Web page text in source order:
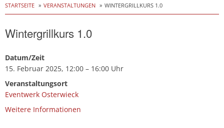
to
content
STARTSEITE VERANSTALTUNGEN WINTERGRILLKURS 1.0
Wintergrillkurs 1.0
Datum/Zeit
15. Februar 2025, 12:00 – 16:00 Uhr
Veranstaltungsort
Eventwerk Osterwieck
Weitere Informationen